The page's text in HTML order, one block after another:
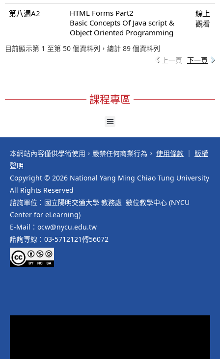
第八週A2
HTML Forms Part2
Basic Concepts Of Java script &
Object Oriented Programming
線上
觀看
目前顯示第 1 至第 50 個資料列，總計 89 個資料列
上一頁 下一頁
課程專區
本網站內容僅供學術使用，嚴禁任何商業行為。 使用條款
版權
聲明
Copyright © 2026 National Yang Ming Chiao Tung University
All Rights Reserved
諮詢單位：國立陽明交通大學 教務處 數位教學中心 (NYCU
Center for eLearning)
E-Mail：ocw@nycu.edu.tw
諮詢專線：03-5712121轉56072